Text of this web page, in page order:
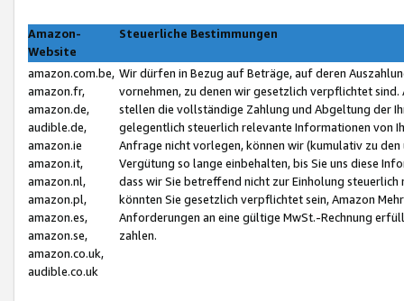
Amazon-
Website
Steuerliche Bestimmungen
amazon.com.be,
amazon.fr,
amazon.de,
audible.de,
amazon.ie
amazon.it,
amazon.nl,
amazon.pl,
amazon.es,
amazon.se,
amazon.co.uk,
audible.co.uk
Wir dürfen in Bezug auf Beträge, auf deren
vornehmen, zu denen wir gesetzlich verpflichtet
stellen die vollständige Zahlung und Abgeltung der
gelegentlich steuerlich relevante Informationen von
Anfrage nicht vorlegen, können wir (kumulativ zu
Vergütung so lange einbehalten, bis Sie uns diese
dass wir Sie betreffend nicht zur Einholung
könnten Sie gesetzlich verpflichtet sein, Amazon
Anforderungen an eine gültige MwSt.-Rechnung
zahlen.